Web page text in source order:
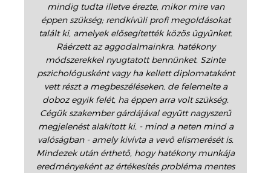
mindig tudta illetve érezte, mikor mire van
éppen szükség; rendkívüli profi megoldásokat
talált ki, amelyek elősegítették közös ügyünket.
Ráérzett az aggodalmainkra, hatékony
módszerekkel nyugtatott bennünket. Szinte
pszichológusként vagy ha kellett diplomataként
vett részt a megbeszéléseken, de felemelte a
doboz egyik felét, ha éppen arra volt szükség.
Cégük szakember gárdájával együtt nagyszerű
megjelenést alakított ki, - mind a neten mind a
valóságban - amely kivívta a vevő elismerését is.
Mindezek után érthető, hogy hatékony munkája
eredményeként az értékesítés probléma mentes